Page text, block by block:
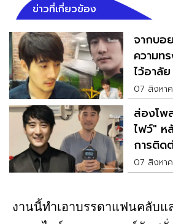
ข่าวที่เกี่ยวข้อง
จากบอ
ความท
ไว้อาลั
07 สิงหา
ส่องโพ
ไฟว์" ห
การติด
07 สิงหา
งานนี้ทำเอาบรรดาแฟนคลับแ